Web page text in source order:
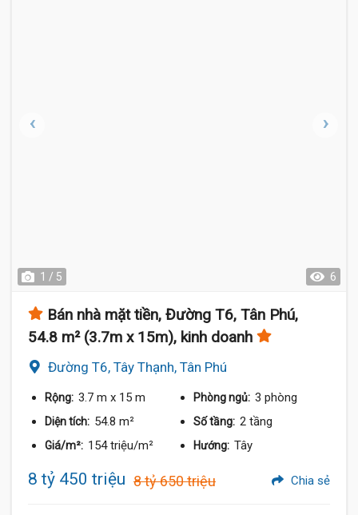
1 / 5 6
Bán nhà mặt tiền, Đường T6, Tân Phú,
54.8 m² (3.7m x 15m), kinh doanh
Đường T6, Tây Thạnh, Tân Phú
Rộng: 3.7 m x 15 m Phòng ngủ: 3 phòng
Diện tích: 54.8 m² Số tầng: 2 tầng
Giá/m²: 154 triệu/m² Hướng: Tây
8 tỷ 450 triệu 8 tỷ 650 triệu Chia sẻ